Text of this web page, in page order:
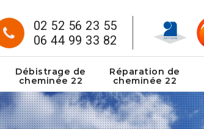
02 52 56 23 55
06 44 99 33 82
Débistrage de
cheminée 22
Réparation de
cheminée 22